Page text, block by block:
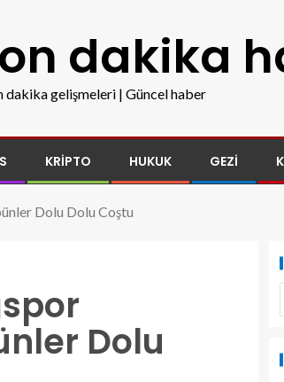
dakika
dakika gelişmeleri | Güncel haber
KRIPTO HUKUK GEZI
Dolu Dolu Coştu
Dolu